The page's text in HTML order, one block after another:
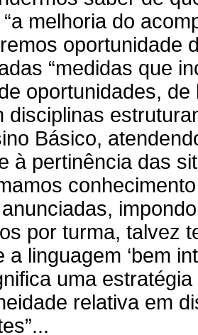
melhoria do
oportunidade
“medidas que
oportunidades,
disciplinas
Básico,
à pertinência das
por turma, talvez
a linguagem ‘bem
uma estratégia
relativa em